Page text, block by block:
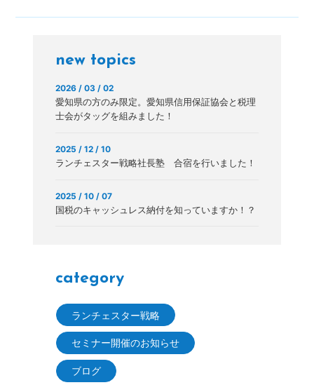
new topics
2026 / 03 / 02
愛知県の方のみ限定。愛知県信用保証協会と税理
士会がタッグを組みました！
2025 / 12 / 10
ランチェスター戦略社長塾 合宿を行いました！
2025 / 10 / 07
国税のキャッシュレス納付を知っていますか！？
category
ランチェスター戦略
セミナー開催のお知らせ
ブログ